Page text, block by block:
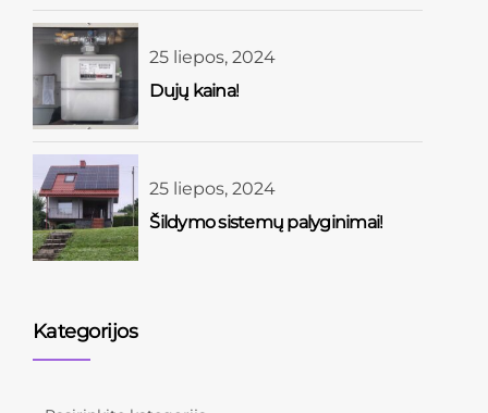
25 liepos, 2024
Dujų kaina!
25 liepos, 2024
Šildymo sistemų palyginimai!
Kategorijos